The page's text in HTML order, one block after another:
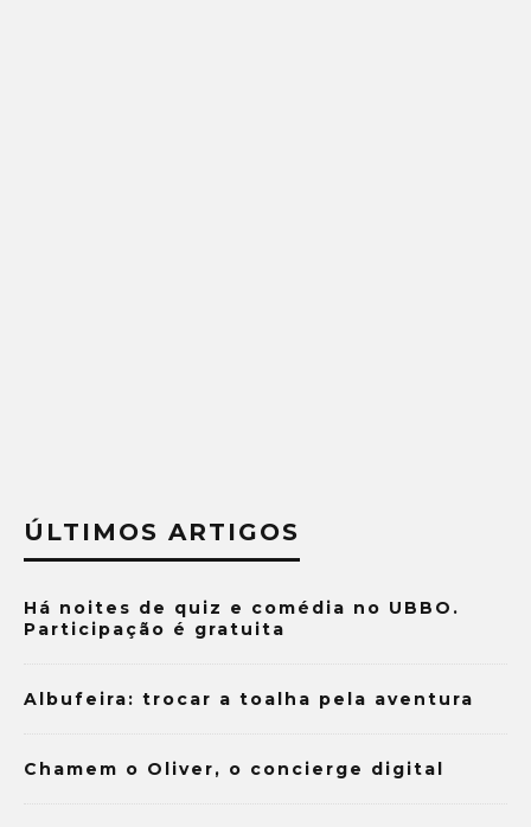
ÚLTIMOS ARTIGOS
Há noites de quiz e comédia no UBBO.
Participação é gratuita
Albufeira: trocar a toalha pela aventura
Chamem o Oliver, o concierge digital